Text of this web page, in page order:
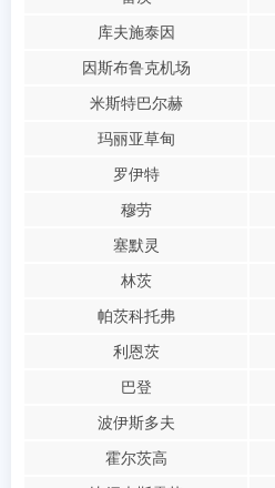
库夫施泰因
因斯布鲁克机场
米斯特巴尔赫
玛丽亚草甸
罗伊特
穆劳
塞默灵
林茨
帕茨科托弗
利恩茨
巴登
波伊斯多夫
霍尔茨高